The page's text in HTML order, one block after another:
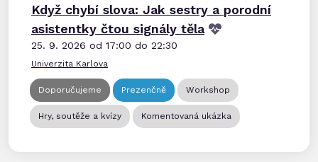
Když chybí slova: Jak sestry a porodní
asistentky čtou signály těla
25. 9. 2026 od 17:00 do 22:30
Univerzita Karlova
Doporučujeme Prezenčně Workshop
Hry, soutěže a kvízy Komentovaná ukázka